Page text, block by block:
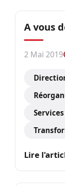
A vous
2 Mai 2019
Lire